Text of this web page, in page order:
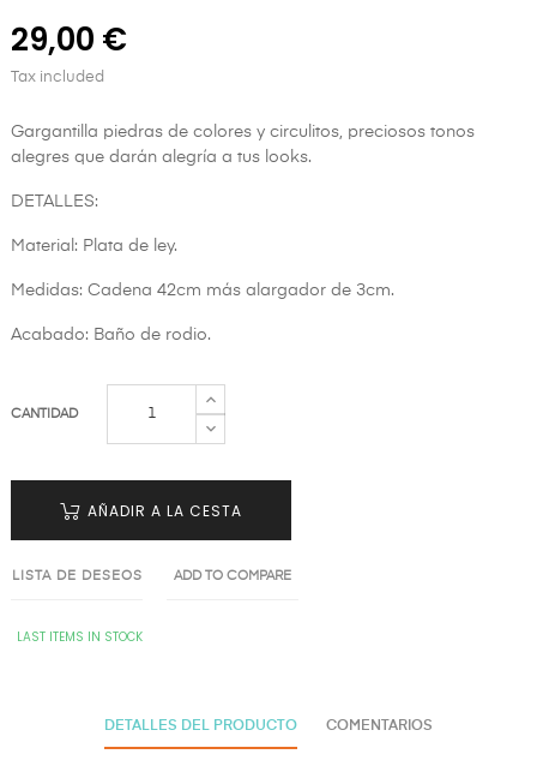
29,00 €
Tax included
Gargantilla piedras de colores y circulitos, preciosos tonos
alegres que darán alegría a tus looks.
DETALLES:
Material: Plata de ley.
Medidas: Cadena 42cm más alargador de 3cm.
Acabado: Baño de rodio.
CANTIDAD
AÑADIR A LA CESTA
LISTA DE DESEOS ADD TO COMPARE
LAST ITEMS IN STOCK
DETALLES DEL PRODUCTO COMENTARIOS